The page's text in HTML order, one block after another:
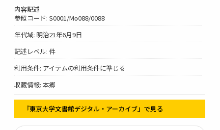
内容記述
参照コード: S0001/Mo088/0088
年代域: 明治21年6月9日
記述レベル: 件
利用条件: アイテムの利用条件に準じる
収蔵情報: 本郷
『東京大学文書館デジタル・アーカイブ』で見る